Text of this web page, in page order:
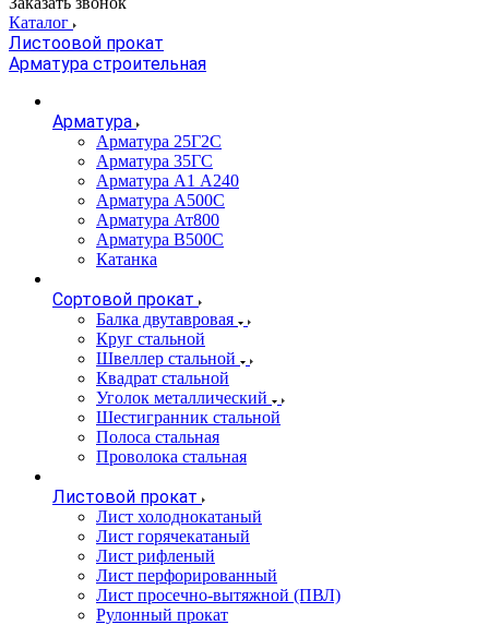
Каталог
Листоовой прокат
Арматура строительная
Арматура
Арматура 25Г2С
Арматура 35ГС
Арматура А1 А240
Арматура А500С
Арматура Ат800
Арматура В500С
Катанка
Сортовой прокат
Балка двутавровая
Круг стальной
Швеллер стальной
Квадрат стальной
Уголок металлический
Шестигранник стальной
Полоса стальная
Проволока стальная
Листовой прокат
Лист холоднокатаный
Лист горячекатаный
Лист рифленый
Лист перфорированный
Лист просечно-вытяжной (ПВЛ)
Рулонный прокат